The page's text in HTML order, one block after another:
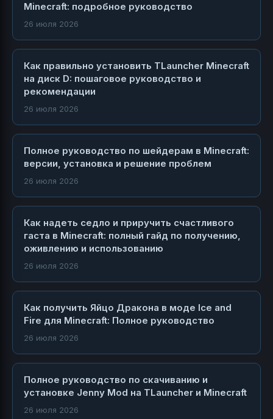
Minecraft: подробное руководство
26 июля 2026
Как правильно установить TLauncher Minecraft
на диск D: пошаговое руководство и
рекомендации
26 июля 2026
Полное руководство по шейдерам в Minecraft:
версии, установка и решение проблем
26 июля 2026
Как надеть седло и приручить счастливого
гаста в Minecraft: полный гайд по получению,
оживлению и использованию
26 июля 2026
Как получить Яйцо Дракона в моде Ice and
Fire для Minecraft: Полное руководство
26 июля 2026
Полное руководство по скачиванию и
установке Jenny Mod на TLauncher и Minecraft
26 июля 2026